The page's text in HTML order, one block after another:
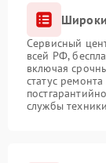
Сервисный
всей РФ,
включая
статус
службы техники